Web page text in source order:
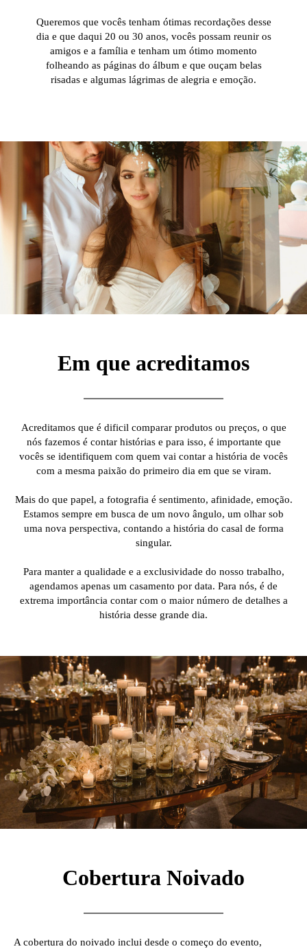
Queremos que vocês tenham ótimas recordações desse
dia e que daqui 20 ou 30 anos, vocês possam reunir os
amigos e a família e tenham um ótimo momento
folheando as páginas do álbum e que ouçam belas
risadas e algumas lágrimas de alegria e emoção.
Em que acreditamos
Acreditamos que é dificil comparar produtos ou preços, o que
nós fazemos é contar histórias e para isso, é importante que
vocês se identifiquem com quem vai contar a história de vocês
com a mesma paixão do primeiro dia em que se viram.
Mais do que papel, a fotografia é sentimento, afinidade, emoção.
Estamos sempre em busca de um novo ângulo, um olhar sob
uma nova perspectiva, contando a história do casal de forma
singular.
Para manter a qualidade e a exclusividade do nosso trabalho,
agendamos apenas um casamento por data. Para nós, é de
extrema importância contar com o maior número de detalhes a
história desse grande dia.
Cobertura Noivado
A cobertura do noivado inclui desde o começo do evento,